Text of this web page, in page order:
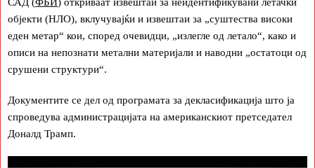
објекти (НЛО), вклучувајќи и извештаи за „суштества високи
еден метар“ кои, според очевидци, „излегле од летало“, како и
описи на непознати метални материјали и наводни „остатоци од
срушени структури“.
Документите се дел од програмата за декласификација што ја
спроведува администрацијата на американскиот претседател
Доналд Трамп.